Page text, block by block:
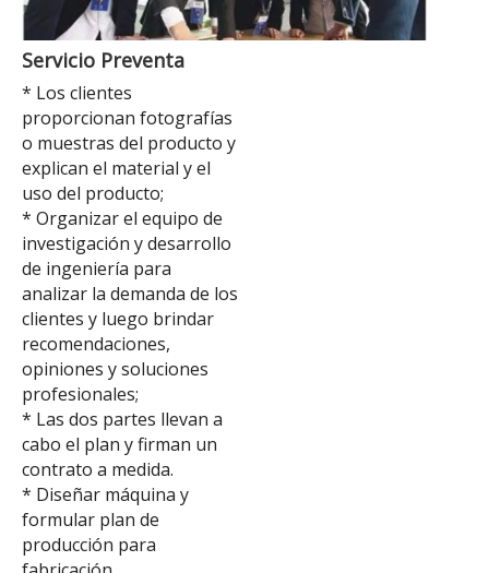
Servicio Preventa
* Los clientes
proporcionan fotografías
o muestras del producto y
explican el material y el
uso del producto;
* Organizar el equipo de
investigación y desarrollo
de ingeniería para
analizar la demanda de los
clientes y luego brindar
recomendaciones,
opiniones y soluciones
profesionales;
* Las dos partes llevan a
cabo el plan y firman un
contrato a medida.
* Diseñar máquina y
formular plan de
producción para